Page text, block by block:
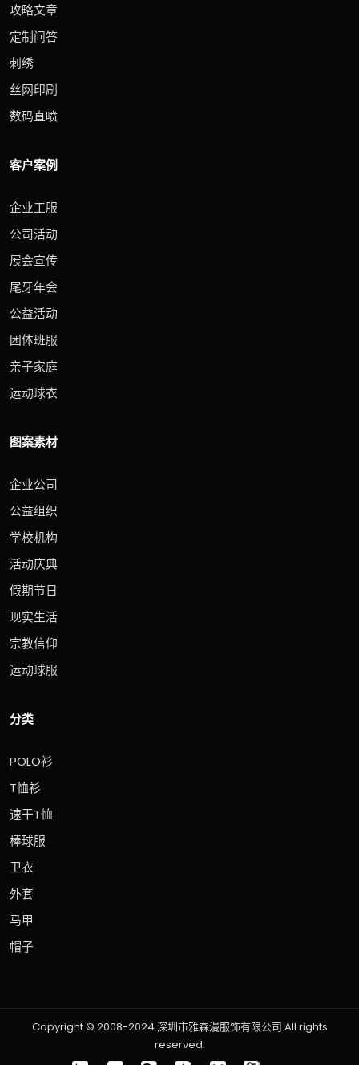
攻略文章
定制问答
刺绣
丝网印刷
数码直喷
客户案例
企业工服
公司活动
展会宣传
尾牙年会
公益活动
团体班服
亲子家庭
运动球衣
图案素材
企业公司
公益组织
学校机构
活动庆典
假期节日
现实生活
宗教信仰
运动球服
分类
POLO衫
T恤衫
速干T恤
棒球服
卫衣
外套
马甲
帽子
Copyright © 2008-2024 深圳市雅森漫服饰有限公司 All rights
reserved.